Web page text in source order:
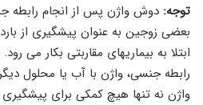
توجه: دوش واژن پس از انجام
بعضی زوجین به عنوان پیشگیری از
ابتلا به بیماریهای مقاربتی بکار می
رابطه جنسی، واژن با آب یا محلول
واژن نه تنها هیچ کمکی برای پیشگیری